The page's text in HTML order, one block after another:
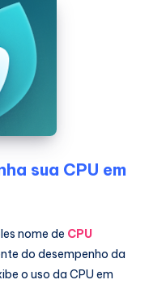
sua CPU em
nome de CPU
do desempenho da
o uso da CPU em